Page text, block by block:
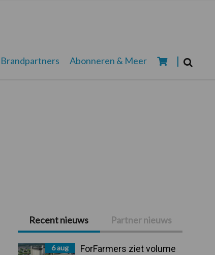
Brandpartners Abonneren & Meer
Primaire
Sidebar
Recent nieuws Partner nieuws
6 aug
ForFarmers ziet volume